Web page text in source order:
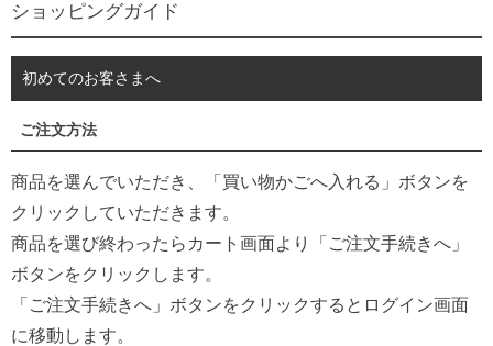
ショッピングガイド
初めてのお客さまへ
ご注文方法
商品を選んでいただき、「買い物かごへ入れる」ボタンを
クリックしていただきます。
商品を選び終わったらカート画面より「ご注文手続きへ」
ボタンをクリックします。
「ご注文手続きへ」ボタンをクリックするとログイン画面
に移動します。